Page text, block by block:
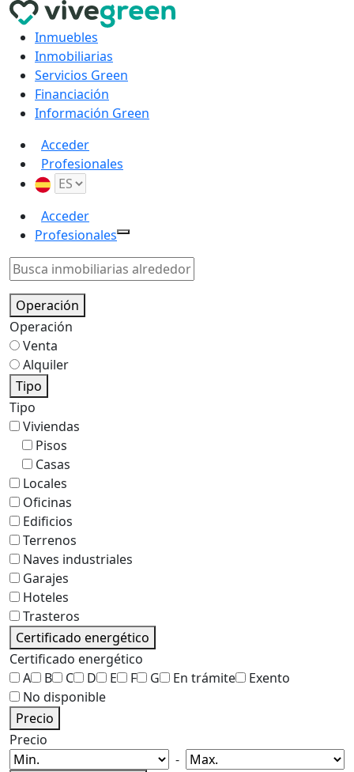
Inmuebles
Inmobiliarias
Servicios Green
Financiación
Información Green
Acceder
Profesionales
Acceder
Profesionales
Operación
Operación
Venta
Alquiler
Tipo
Tipo
Viviendas
Pisos
Casas
Locales
Oficinas
Edificios
Terrenos
Naves industriales
Garajes
Hoteles
Trasteros
Certificado energético
Certificado energético
A
B C D E F G En trámite
Exento
No disponible
Precio
Precio
-